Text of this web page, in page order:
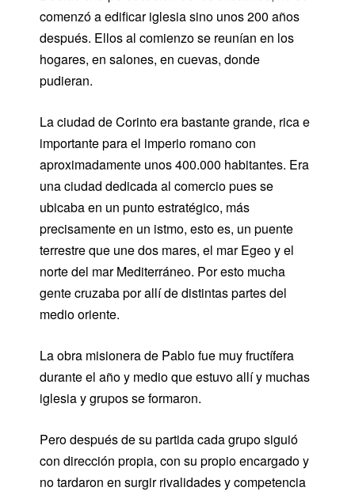
comenzó a edificar iglesia sino unos 200 años
después. Ellos al comienzo se reunían en los
hogares, en salones, en cuevas, donde
pudieran.
La ciudad de Corinto era bastante grande, rica e
importante para el imperio romano con
aproximadamente unos 400.000 habitantes. Era
una ciudad dedicada al comercio pues se
ubicaba en un punto estratégico, más
precisamente en un istmo, esto es, un puente
terrestre que une dos mares, el mar Egeo y el
norte del mar Mediterráneo. Por esto mucha
gente cruzaba por allí de distintas partes del
medio oriente.
La obra misionera de Pablo fue muy fructífera
durante el año y medio que estuvo allí y muchas
iglesia y grupos se formaron.
Pero después de su partida cada grupo siguió
con dirección propia, con su propio encargado y
no tardaron en surgir rivalidades y competencia